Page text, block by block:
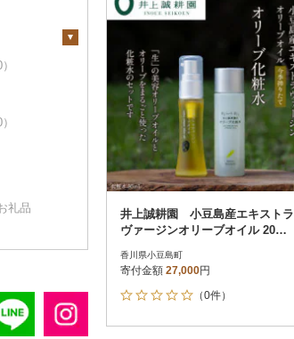
）
）
0）
1）
美容液
ンス
礼品
井上誠耕園 小豆島産エキストラ
ヴァージンオリーブオイル 20mL
セット
香川県小豆島町
寄付金額 27,000円
（0件）